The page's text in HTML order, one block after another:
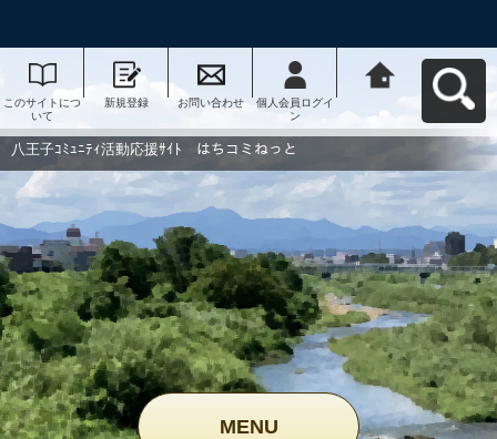
このサイトにつ
いて
新規登録 お問い合わせ
個人会員ログイ
ン
動応援ｻｲﾄ はち
コミねっとへ戻
八王子ｺﾐｭﾆﾃｨ活動応援ｻｲﾄ はちコミねっと
MENU